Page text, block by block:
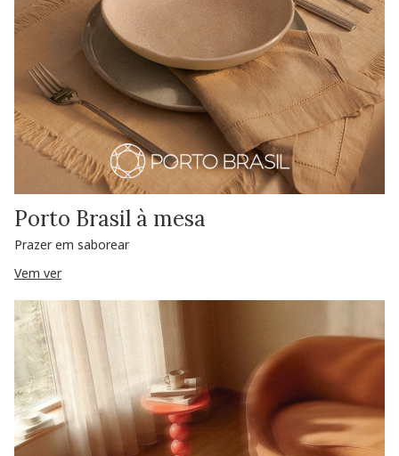
Porto Brasil à mesa
Prazer em saborear
Vem ver